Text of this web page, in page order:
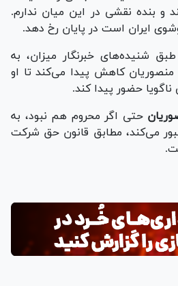
و بنده نقشی در این میان ندارم.
ایران است در پایان رخ دهد.
شنیده‌های خبرنگار میزان، به
منصوریان کاهش پیدا می‌کند تا او
ناگویا حضور پیدا کند.
حتی اگر محروم هم نبود، به
اینکه سنش از ۴۰ عبور می‌کند، مطابق قانون حق شرکت